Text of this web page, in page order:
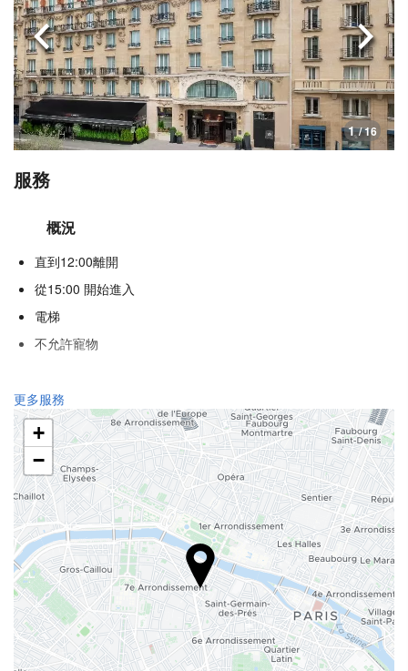
1 / 16
上一頁 下一
服務
概況
直到12:00離開
從15:00 開始進入
電梯
不允許寵物
接待服務
24 小時接待櫃檯
行李寄存
食品與飲品
單點餐廳
酒巴
商務設施
商務中心
更多服務
+
−